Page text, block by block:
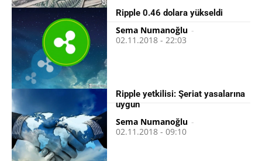
Ripple 0.46 dolara yükseldi
Sema Numanoğlu -
02.11.2018 - 22:03
Ripple yetkilisi: Şeriat yasalarına
uygun
Sema Numanoğlu -
02.11.2018 - 09:10